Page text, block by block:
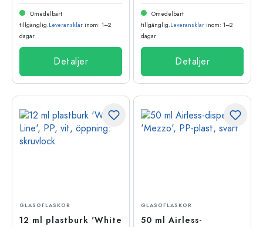
Omedelbart
tillgänglig.Leveransklar inom: 1–2
dagar
Detaljer
Omedelbart
tillgänglig.Leveransklar inom: 1–2
dagar
Detaljer
GLASOFLASKOR
12 ml plastburk 'White
GLASOFLASKOR
50 ml Airless-